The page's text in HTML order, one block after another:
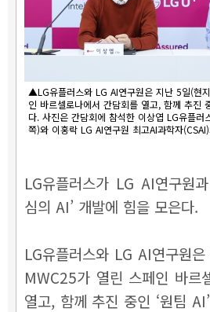
▲LG유플러스와 LG AI연구원은 지난 5일(현
인 바르셀로나에서 간담회를 열고, 함께 추진
다. 사진은 간담회에 참석한 이상엽 LG유플러
쪽)와 이홍락 LG AI연구원 최고AI과학자
LG유플러스가 LG AI연구원
심의 AI’ 개발에 힘을 모은다.
LG유플러스와 LG AI연구원
MWC25가 열린 스페인 바르
열고, 함께 추진 중인 ‘원팀